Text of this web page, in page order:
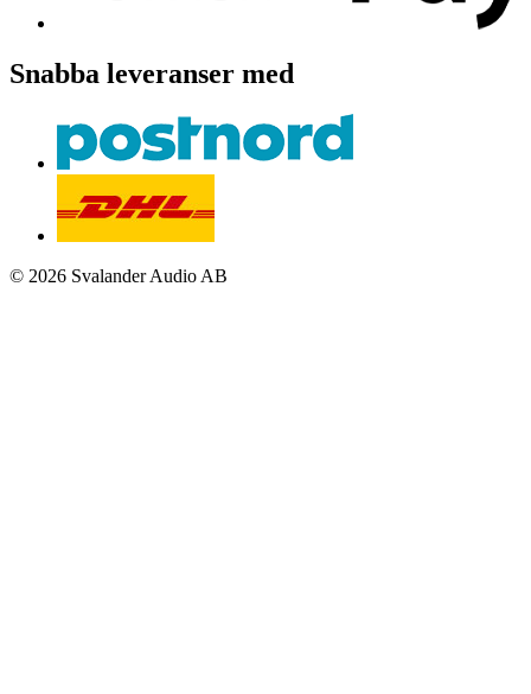
Snabba leveranser med
© 2026 Svalander Audio AB